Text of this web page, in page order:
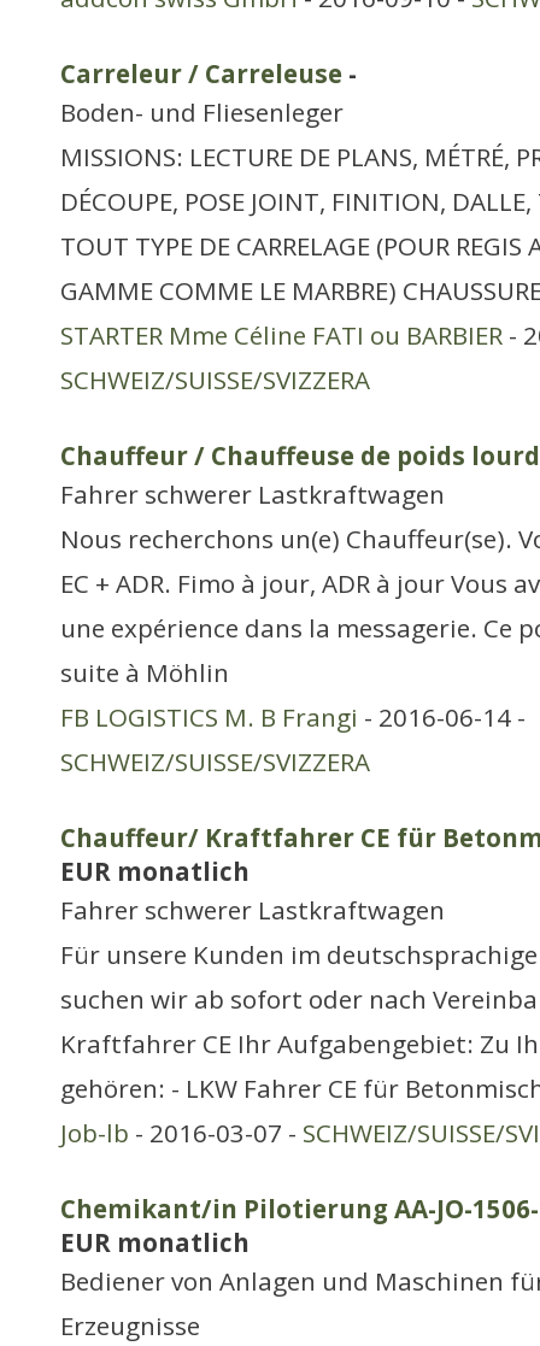
Carreleur / Carreleuse -
Boden- und Fliesenleger
MISSIONS: LECTURE DE PLANS, MÉTRÉ,
DÉCOUPE, POSE JOINT, FINITION, DALLE,
TOUT TYPE DE CARRELAGE (POUR REGIS
GAMME COMME LE MARBRE)
STARTER Mme Céline FATI ou BARBIER -
SCHWEIZ/SUISSE/SVIZZERA
Chauffeur / Chauffeuse de poids lourd
Fahrer schwerer Lastkraftwagen
Nous recherchons un(e) Chauffeur(se).
EC + ADR. Fimo à jour, ADR à jour Vous
une expérience dans la messagerie. Ce
suite à Möhlin
FB LOGISTICS M. B Frangi - 2016-06-14 -
SCHWEIZ/SUISSE/SVIZZERA
Chauffeur/ Kraftfahrer CE für
EUR monatlich
Fahrer schwerer Lastkraftwagen
Für unsere Kunden im
suchen wir ab sofort oder nach
Kraftfahrer CE Ihr Aufgabengebiet: Zu
gehören: - LKW Fahrer CE für
Job-lb - 2016-03-07 - SCHWEIZ/SUISSE/
Chemikant/in Pilotierung AA-JO-
EUR monatlich
Bediener von Anlagen und Maschinen
Erzeugnisse